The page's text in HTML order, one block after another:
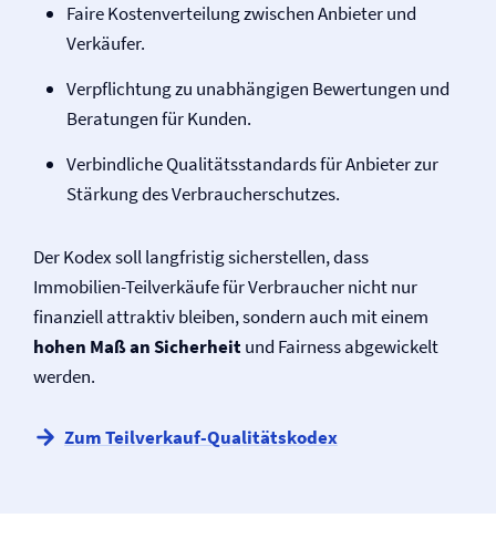
Faire Kostenverteilung zwischen Anbieter und
Verkäufer.
Verpflichtung zu unabhängigen Bewertungen und
Beratungen für Kunden.
Verbindliche Qualitätsstandards für Anbieter zur
Stärkung des Verbraucherschutzes.
Der Kodex soll langfristig sicherstellen, dass
Immobilien-Teilverkäufe für Verbraucher nicht nur
finanziell attraktiv bleiben, sondern auch mit einem
hohen Maß an Sicherheitund Fairness abgewickelt
werden.
Zum Teilverkauf-Qualitätskodex